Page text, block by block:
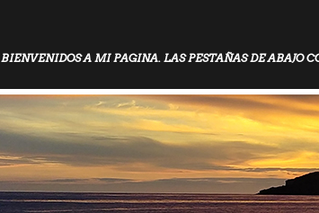
BIENVENIDOS A MI PAGINA. LAS PESTAÑAS DE ABAJO